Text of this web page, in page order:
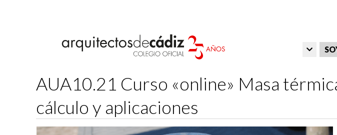
AUA10.21 Curso «online» Masa
cálculo y aplicaciones